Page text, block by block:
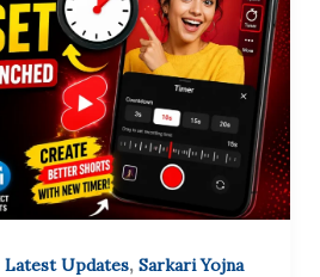
Latest Updates, Sarkari Yojna